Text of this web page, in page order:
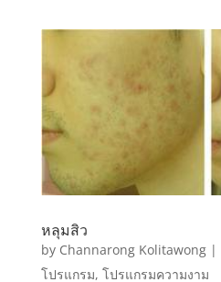
หลุมสิว
by Channarong Kolitawong|
โปรแกรม, โปรแกรมความงาม